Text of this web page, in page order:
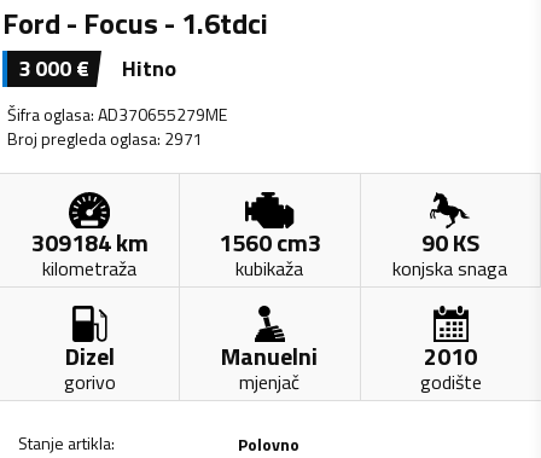
Ford - Focus - 1.6tdci
3 000€ Hitno
Šifra oglasa:AD370655279ME
Broj pregleda oglasa: 2971
309184km
kilometraža
1560cm3
kubikaža
90KS
konjska snaga
Dizel
gorivo
Manuelni
mjenjač
2010
godište
Stanje artikla:
Polovno